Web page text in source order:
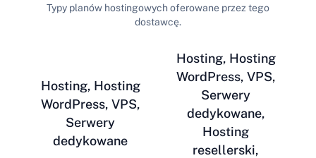
Hosting, Hosting
WordPress, VPS,
Serwery
dedykowane
Typy planów hostingowych oferowane przez tego
dostawcę.
Hosting, Hosting
WordPress, VPS,
Serwery
dedykowane,
Hosting
resellerski,